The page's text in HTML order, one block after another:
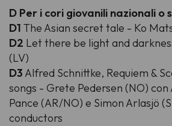
D Per i cori giovanili nazionali o
D1 The Asian secret tale - Ko
D2 Let there be light and
(LV)
D3 Alfred Schnittke, Requiem &
songs - Grete Pedersen (NO)
Pance (AR/NO) e Simon Arlasjö
conductors